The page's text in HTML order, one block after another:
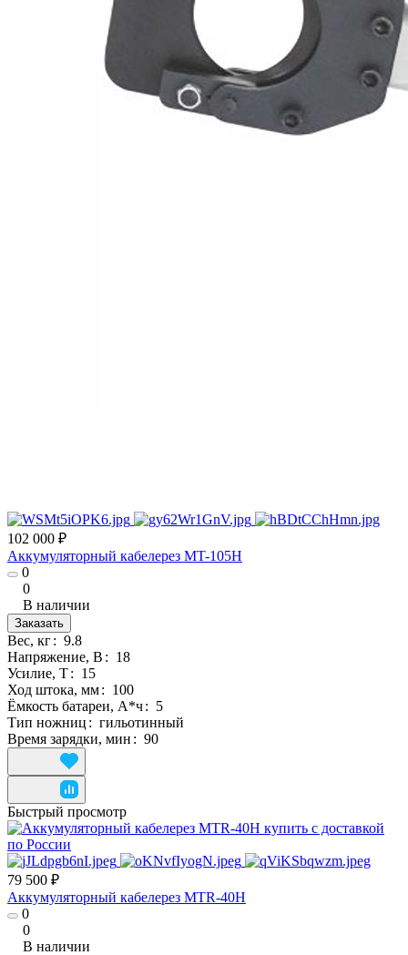
102 000 ₽
Аккумуляторный кабелерез MT-105H
0
0
В наличии
Заказать
Вес, кг: 9.8
Напряжение, В : 18
Усилие, Т: 15
Ход штока, мм: 100
Ёмкость батареи, А*ч: 5
Тип ножниц : гильотинный
Время зарядки, мин : 90
Быстрый просмотр
79 500 ₽
Аккумуляторный кабелерез MTR-40H
0
0
В наличии